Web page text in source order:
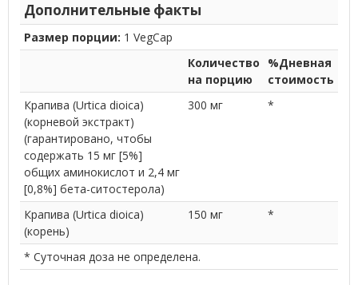
Дополнительные факты
Размер порции: 1 VegCap
Количество
на порцию
%Дневная
стоимость
Крапива (Urtica dioica)
(корневой экстракт)
(гарантировано, чтобы
содержать 15 мг [5%]
общих аминокислот и 2,4 мг
[0,8%] бета-ситостерола)
300 мг *
Крапива (Urtica dioica)
(корень)
150 мг *
* Суточная доза не определена.